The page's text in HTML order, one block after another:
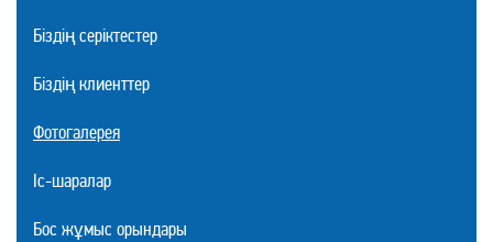
Біздің серіктестер
Біздің клиенттер
Фотогалерея
Іс-шаралар
Бос жұмыс орындары